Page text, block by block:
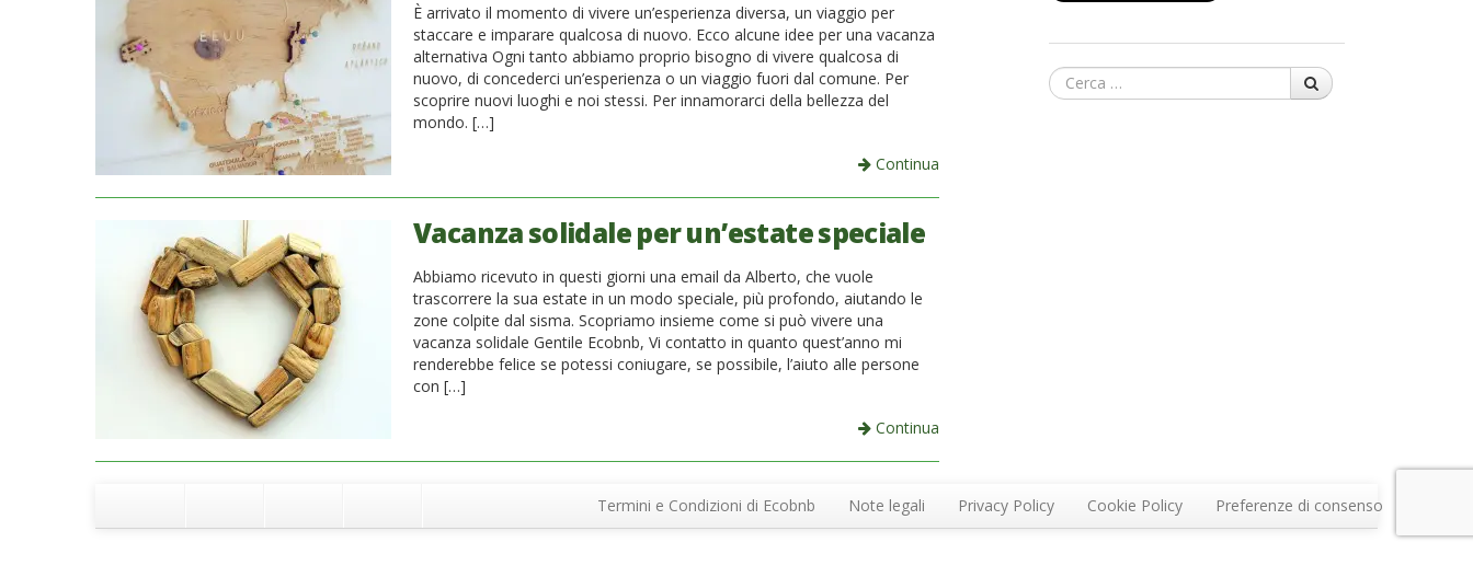
È arrivato il momento di vivere un’esperienza diversa, un viaggio per
staccare e imparare qualcosa di nuovo. Ecco alcune idee per una vacanza
alternativa Ogni tanto abbiamo proprio bisogno di vivere qualcosa di
nuovo, di concederci un’esperienza o un viaggio fuori dal comune. Per
scoprire nuovi luoghi e noi stessi. Per innamorarci della bellezza del
mondo. […]
Continua
Vacanza solidale per un’estate speciale
Abbiamo ricevuto in questi giorni una email da Alberto, che vuole
trascorrere la sua estate in un modo speciale, più profondo, aiutando le
zone colpite dal sisma. Scopriamo insieme come si può vivere una
vacanza solidale Gentile Ecobnb, Vi contatto in quanto quest’anno mi
renderebbe felice se potessi coniugare, se possibile, l’aiuto alle persone
con […]
Continua
Cerca
Termini e Condizioni di Ecobnb Note legali Privacy Policy Cookie Policy Preferenze di consenso